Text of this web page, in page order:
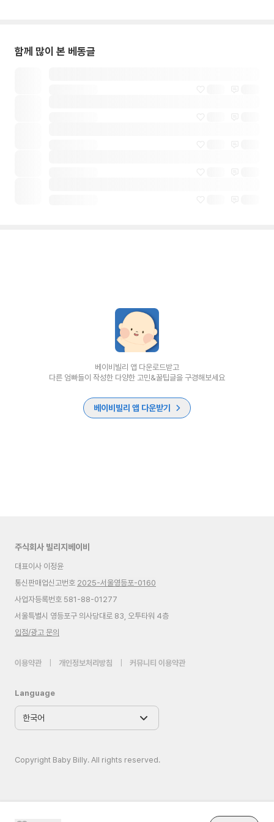
함께 많이 본 베동글
베이비빌리 앱 다운로드받고
다른 엄빠들이 작성한 다양한 고민&꿀팁글을 구경해보세요
베이비빌리 앱 다운받기
주식회사 빌리지베이비
대표이사 이정윤
통신판매업신고번호 2025-서울영등포-0160
사업자등록번호 581-88-01277
서울특별시 영등포구 의사당대로 83, 오투타워 4층
입점/광고 문의
이용약관 개인정보처리방침 커뮤니티 이용약관
Language
Copyright Baby Billy. All rights reserved.